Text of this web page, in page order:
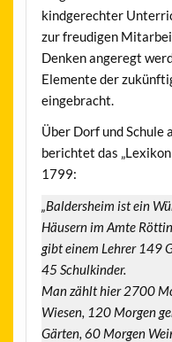
kindgerechter
zur freudigen
Denken angeregt
Elemente der
eingebracht.
Über Dorf und Schule
berichtet das
1799:
„Baldersheim ist ein
Häusern im Amte
gibt einem Lehrer 149
45 Schulkinder.
Man zählt hier 2700
Wiesen, 120 Morgen
Gärten, 60 Morgen